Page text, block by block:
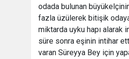
odada bulunan
fazla üzülerek bitişik
miktarda uyku hapı alarak
süre sonra eşinin intihar
varan Süreyya Bey için